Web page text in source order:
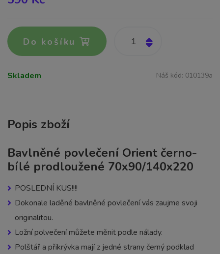
Do košíku
Skladem Náš kód: 010139a
Popis zboží
Bavlněné povlečení Orient černo-
bílé prodloužené 70x90/140x220
POSLEDNÍ KUS!!!!
Dokonale laděné bavlněné povlečení vás zaujme svoji
originalitou.
Ložní polvečení můžete měnit podle nálady.
Polštář a přikrývka mají z jedné strany černý podklad